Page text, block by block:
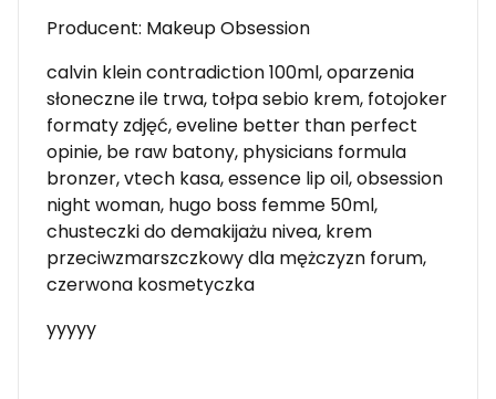
Producent: Makeup Obsession
calvin klein contradiction 100ml, oparzenia
słoneczne ile trwa, tołpa sebio krem, fotojoker
formaty zdjęć, eveline better than perfect
opinie, be raw batony, physicians formula
bronzer, vtech kasa, essence lip oil, obsession
night woman, hugo boss femme 50ml,
chusteczki do demakijażu nivea, krem
przeciwzmarszczkowy dla mężczyzn forum,
czerwona kosmetyczka
yyyyy